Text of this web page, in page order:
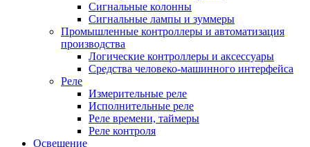
Сигнальные колонны
Сигнальные лампы и зуммеры
Промышленные контроллеры и автоматизация
производства
Логические контроллеры и аксессуары
Средства человеко-машинного интерфейса
Реле
Измерительные реле
Исполнительные реле
Реле времени, таймеры
Реле контроля
Освещение